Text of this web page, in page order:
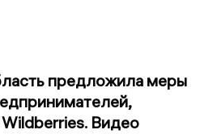
предложила меры
Видео